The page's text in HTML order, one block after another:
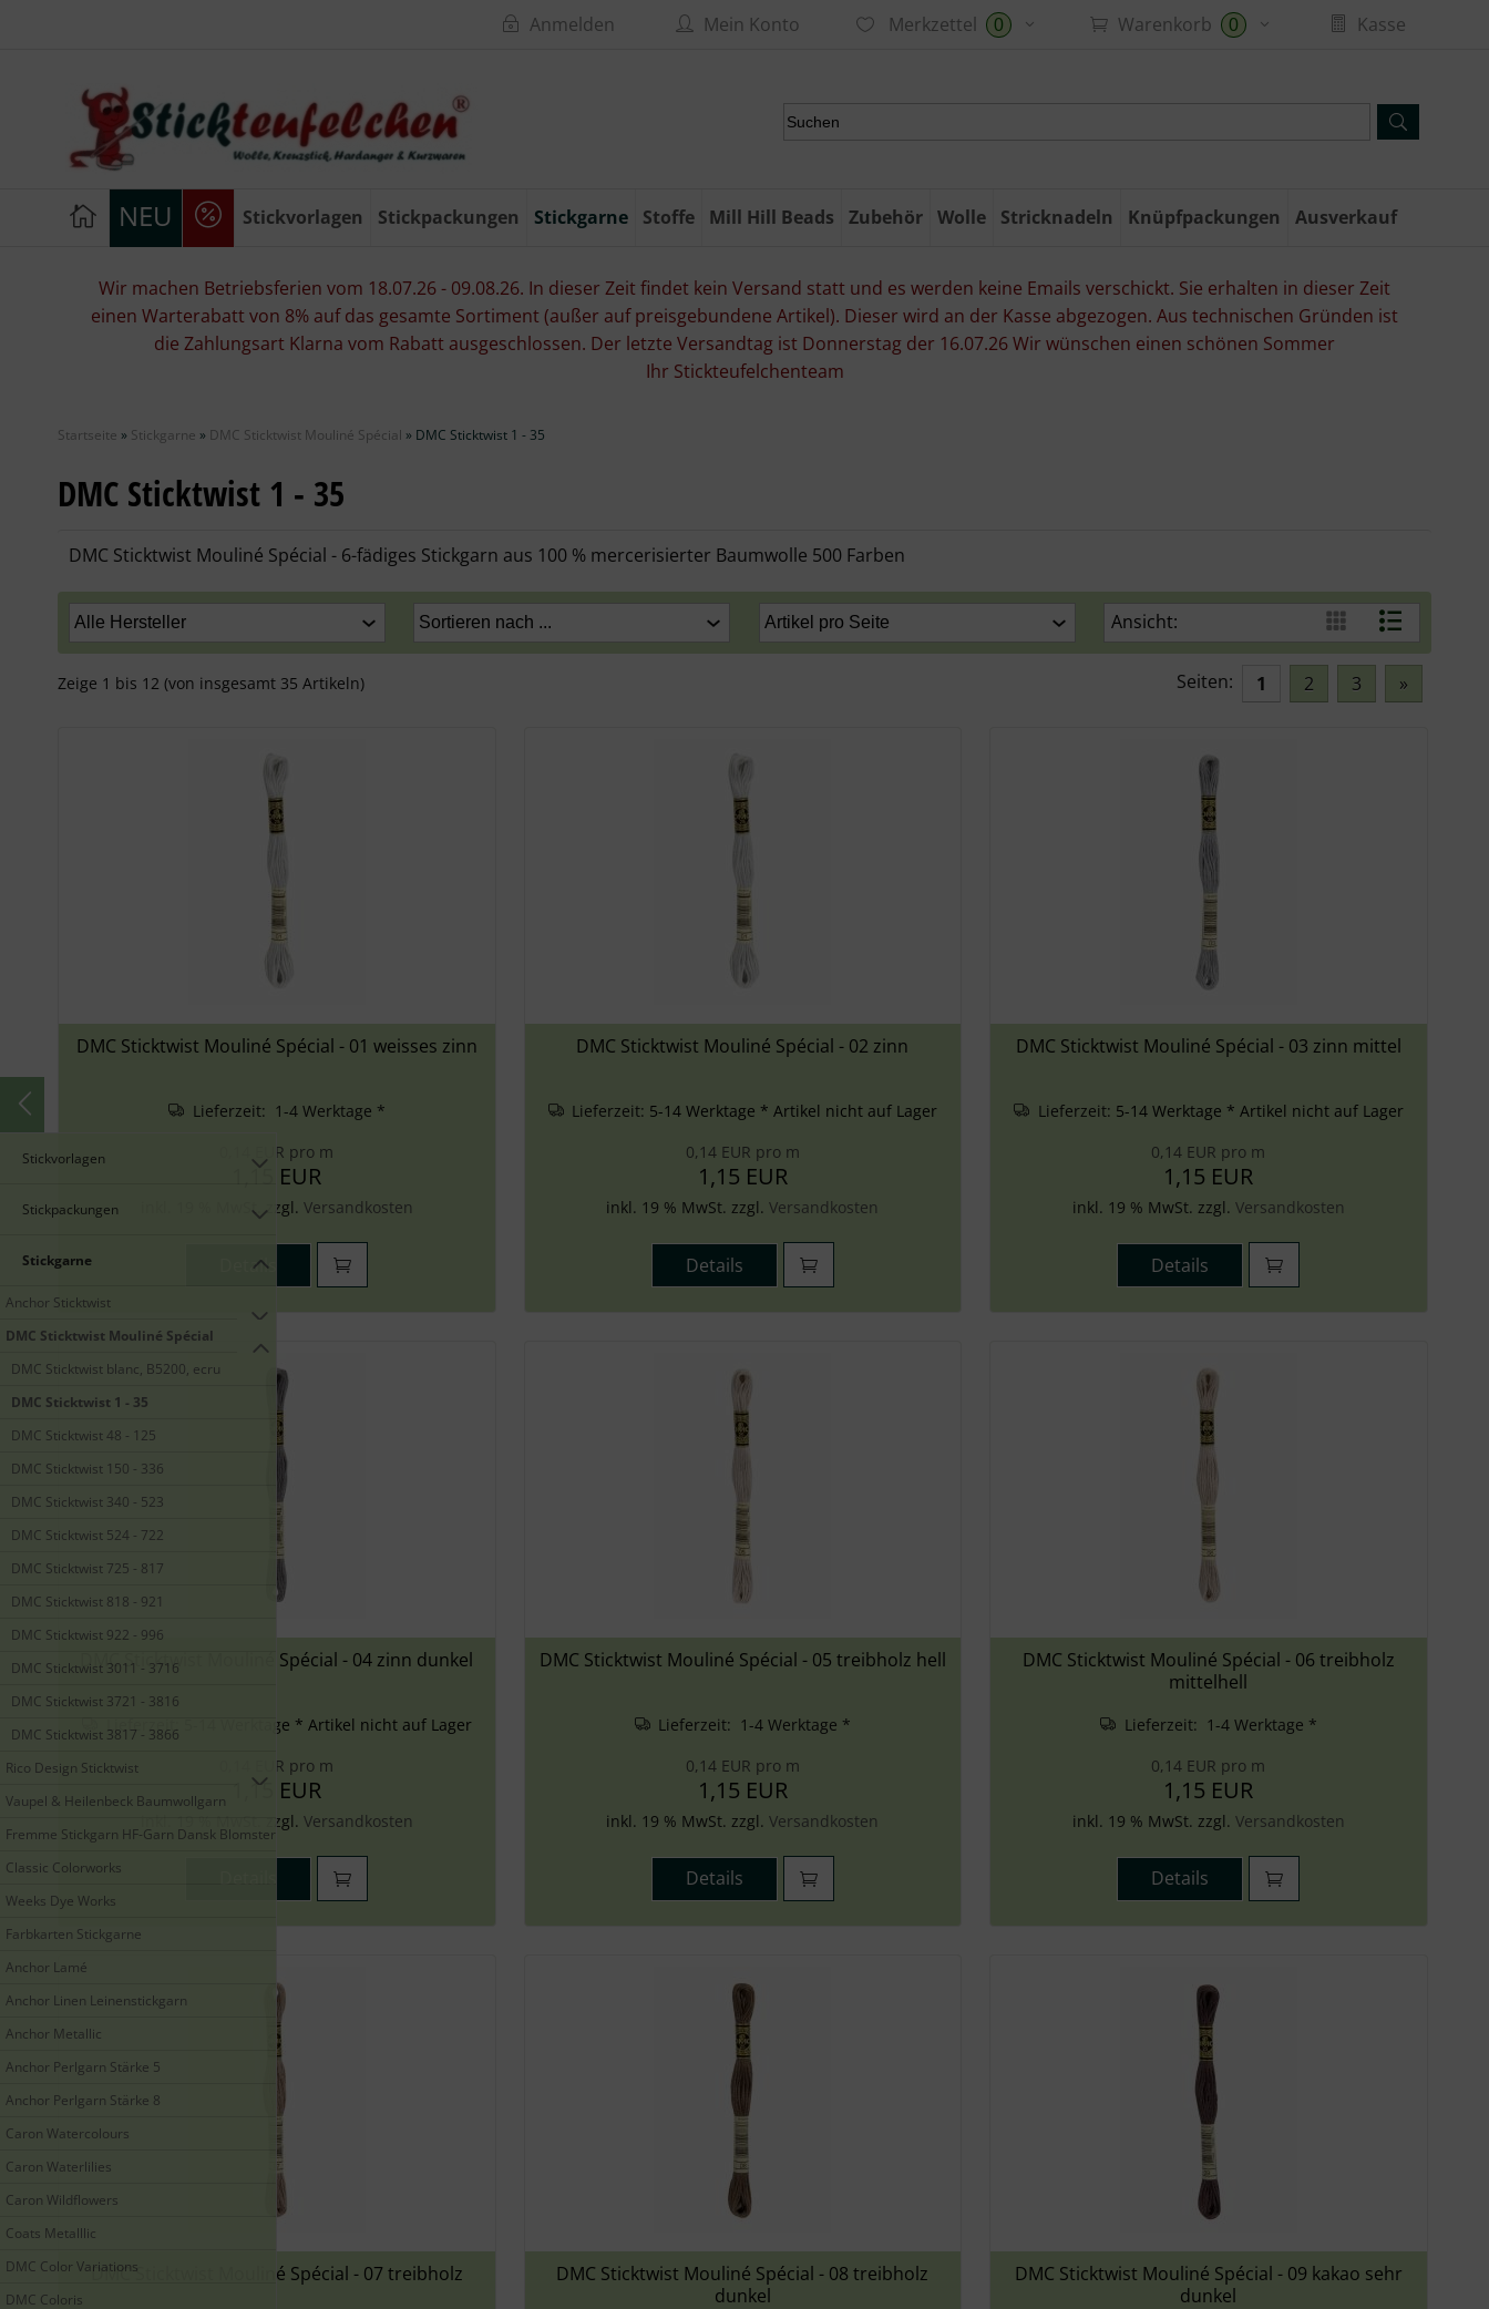
Anmelden Mein Konto Merkzettel 0 Warenkorb 0 Kasse
NEU Stickvorlagen Stickpackungen Stickgarne Stoffe Mill Hill Beads Zubehör Wolle Stricknadeln Knüpfpackungen Ausverkauf
Stickvorlagen
Stickpackungen
Stickgarne
Anchor Sticktwist
DMC Sticktwist Mouliné Spécial
DMC Sticktwist blanc, B5200, ecru
DMC Sticktwist 1 - 35
DMC Sticktwist 48 - 125
DMC Sticktwist 150 - 336
DMC Sticktwist 340 - 523
DMC Sticktwist 524 - 722
DMC Sticktwist 725 - 817
DMC Sticktwist 818 - 921
DMC Sticktwist 922 - 996
DMC Sticktwist 3011 - 3716
DMC Sticktwist 3721 - 3816
DMC Sticktwist 3817 - 3866
Rico Design Sticktwist
Vaupel & Heilenbeck Baumwollgarn
Fremme Stickgarn HF-Garn Dansk Blomstergarn
Classic Colorworks
Weeks Dye Works
Farbkarten Stickgarne
Anchor Lamé
Anchor Linen Leinenstickgarn
Anchor Metallic
Anchor Perlgarn Stärke 5
Anchor Perlgarn Stärke 8
Caron Watercolours
Caron Waterlilies
Caron Wildflowers
Coats Metalllic
DMC Color Variations
DMC Coloris
Wir machen Betriebsferien vom 18.07.26 - 09.08.26. In dieser Zeit findet kein Versand statt und es werden keine Emails verschickt. Sie erhalten in dieser Zeit
einen Warterabatt von 8% auf das gesamte Sortiment (außer auf preisgebundene Artikel). Dieser wird an der Kasse abgezogen. Aus technischen Gründen ist
die Zahlungsart Klarna vom Rabatt ausgeschlossen. Der letzte Versandtag ist Donnerstag der 16.07.26 Wir wünschen einen schönen Sommer
Ihr Stickteufelchenteam
Startseite » Stickgarne » DMC Sticktwist Mouliné Spécial » DMC Sticktwist 1 - 35
DMC Sticktwist 1 - 35
DMC Sticktwist Mouliné Spécial - 6-fädiges Stickgarn aus 100 % mercerisierter Baumwolle 500 Farben
Ansicht:
Zeige 1 bis 12 (von insgesamt 35 Artikeln) Seiten: 1 2 3 »
DMC Sticktwist Mouliné Spécial - 01 weisses zinn
Lieferzeit: 1-4 Werktage *
0,14 EUR pro m
1,15 EUR
inkl. 19 % MwSt. zzgl. Versandkosten
Details
DMC Sticktwist Mouliné Spécial - 02 zinn
Lieferzeit: 5-14 Werktage * Artikel nicht auf Lager
0,14 EUR pro m
1,15 EUR
inkl. 19 % MwSt. zzgl.Versandkosten
Details
DMC Sticktwist Mouliné Spécial - 03 zinn mittel
Lieferzeit: 5-14 Werktage * Artikel nicht auf Lager
0,14 EUR pro m
1,15 EUR
inkl. 19 % MwSt. zzgl. Versandkosten
Details
DMC Sticktwist Mouliné Spécial - 04 zinn dunkel
5-14 Werktage * Artikel nicht auf Lager
0,14 EUR pro m
1,15 EUR
inkl. 19 % MwSt. zzgl. Versandkosten
DMC Sticktwist Mouliné Spécial - 05 treibholz hell
Lieferzeit: 1-4 Werktage *
0,14 EUR pro m
1,15 EUR
inkl. 19 % MwSt. zzgl.Versandkosten
Details
DMC Sticktwist Mouliné Spécial - 06 treibholz
mittelhell
Lieferzeit: 1-4 Werktage *
0,14 EUR pro m
1,15 EUR
inkl. 19 % MwSt. zzgl. Versandkosten
Details
DMC Sticktwist Mouliné Spécial - 07 treibholz
DMC Sticktwist Mouliné Spécial - 08 treibholz
dunkel
DMC Sticktwist Mouliné Spécial - 09 kakao sehr
dunkel